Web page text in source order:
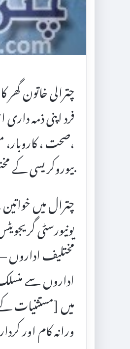
چترالی خاتون
فرد اپنی ذمہ
،صحت ،
بیوروکریسی کے
چترال میں
یونیورسٹی
مختلیف اداروں
اداروں سے
میں [مستثنیات کے
ورانہ کام اور